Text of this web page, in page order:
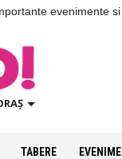
evenimente
TABERE